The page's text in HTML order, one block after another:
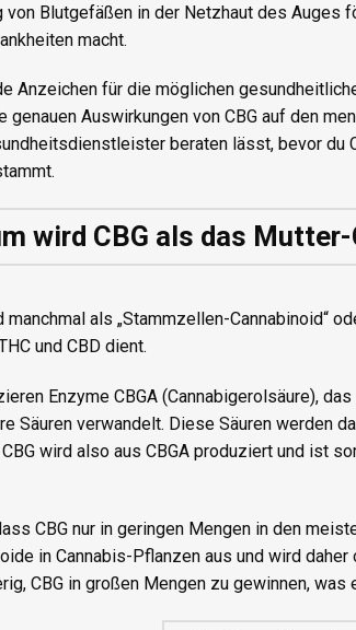
Blutgefäßen in der Netzhaut des Auges
macht.
Anzeichen für die möglichen
genauen Auswirkungen von CBG auf den
beraten lässt, bevor du
wird CBG als das
manchmal als „Stammzellen-Cannabinoid“
und CBD dient.
Enzyme CBGA (Cannabigerolsäure),
Säuren verwandelt. Diese Säuren werden
wird also aus CBGA produziert und ist
CBG nur in geringen Mengen in den
in Cannabis-Pflanzen aus und wird
CBG in großen Mengen zu gewinnen, was